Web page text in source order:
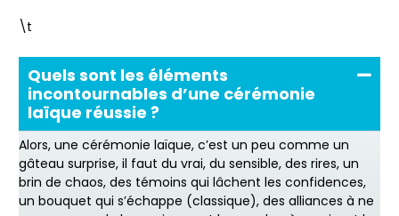
\t
Quels sont les éléments
incontournables d’une cérémonie
laïque réussie ?
Alors, une cérémonie laïque, c’est un peu comme un
gâteau surprise, il faut du vrai, du sensible, des rires, un
brin de chaos, des témoins qui lâchent les confidences,
un bouquet qui s’échappe (classique), des alliances à ne